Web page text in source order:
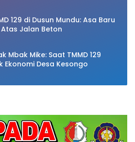
129 di Dusun Mundu: Asa Baru
Jalan Beton
Mbak Mike: Saat TMMD 129
Ekonomi Desa Kesongo